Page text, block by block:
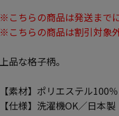
※こちらの商品は発送まで
※こちらの商品は割引対象
上品な格子柄。
【素材】ポリエステル100％
【仕様】洗濯機OK／日本製